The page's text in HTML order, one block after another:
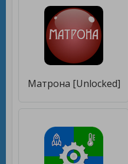
Матрона [Unlocked]